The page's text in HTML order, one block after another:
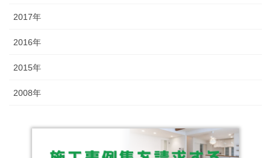
2017年
2016年
2015年
2008年